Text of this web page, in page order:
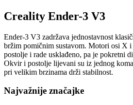
Creality Ender-3 V3
Ender-3 V3 zadržava jednostavnost
bržim pomičnim sustavom. Motori osi X i
postolje i rade usklađeno, pa je pokretni
Okvir i postolje lijevani su iz jednog
pri velikim brzinama drži stabilnost.
Najvažnije značajke